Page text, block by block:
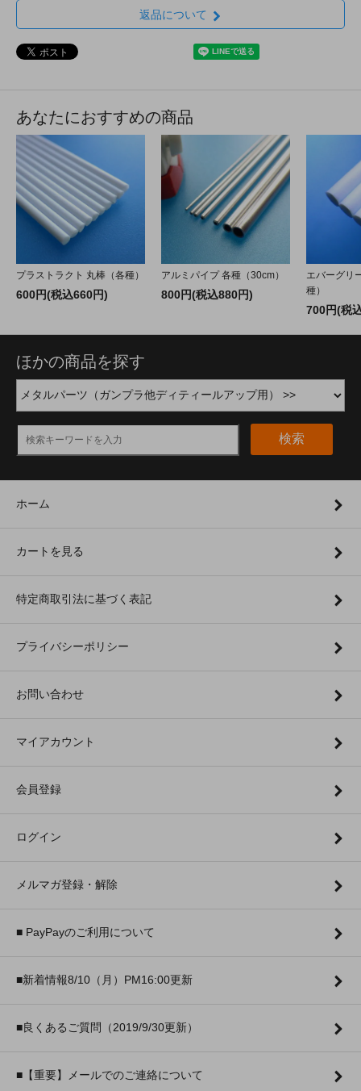
返品について
あなたにおすすめの商品
プラストラクト 丸棒（各種）
600円(税込660円)
アルミパイプ 各種（30cm）
800円(税込880円)
エバーグリ
種）
700円(税
ほかの商品を探す
検索
ホーム
カートを見る
特定商取引法に基づく表記
プライバシーポリシー
お問い合わせ
マイアカウント
会員登録
ログイン
メルマガ登録・解除
■ PayPayのご利用について
■新着情報8/10（月）PM16:00更新
■良くあるご質問（2019/9/30更新）
■【重要】メールでのご連絡について